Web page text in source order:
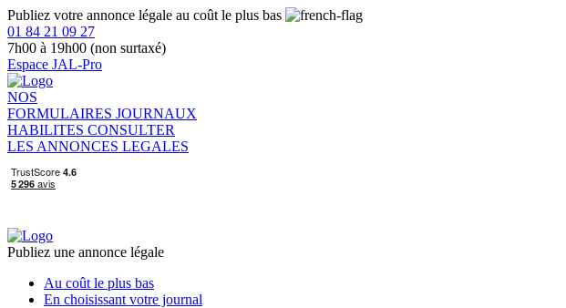
Publiez votre annonce légale au coût le plus bas
01 84 21 09 27
7h00 à 19h00 (non surtaxé)
Espace JAL-Pro
NOS
FORMULAIRES JOURNAUX
HABILITES CONSULTER
LES ANNONCES LEGALES
Publiez une annonce légale
Au coût le plus bas
En choisissant votre journal